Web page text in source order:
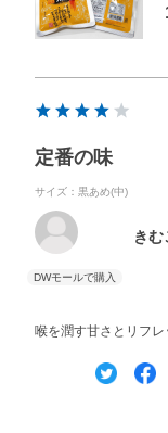
定番の味
サイズ：黒あめ(中)
きむ
喉を潤す甘さとリフ